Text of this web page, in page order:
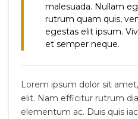
malesuada. Nullam
rutrum quam quis,
egestas elit ipsum.
et semper neque.
Lorem ipsum dolor sit
elit. Nam efficitur rutrum
elementum ac. Duis quis